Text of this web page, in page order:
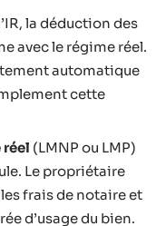
la déduction des
avec le régime réel.
automatique
cette
réel (LMNP ou LMP)
Le propriétaire
frais de notaire et
d’usage du bien.